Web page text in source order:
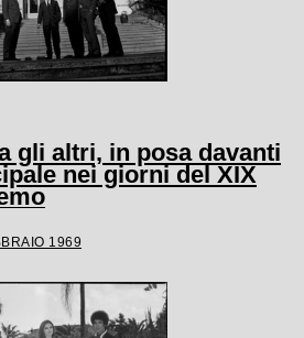
gli altri, in posa davanti
nei giorni del XIX
1969